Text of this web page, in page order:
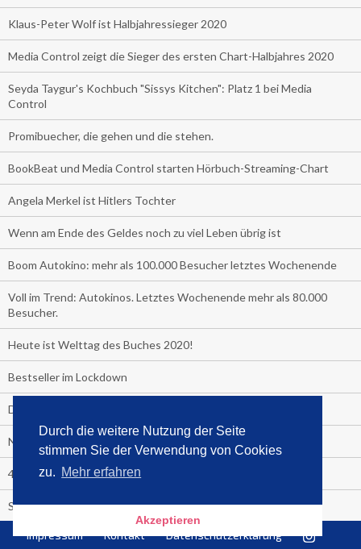
Durch die weitere Nutzung der Seite
stimmen Sie der Verwendung von Cookies
zu. Mehr erfahren
Akzeptieren
Klaus-Peter Wolf ist Halbjahressieger 2020
Media Control zeigt die Sieger des ersten Chart-Halbjahres 2020
Seyda Taygur's Kochbuch "Sissys Kitchen": Platz 1 bei Media
Control
Promibuecher, die gehen und die stehen.
BookBeat und Media Control starten Hörbuch-Streaming-Chart
Angela Merkel ist Hitlers Tochter
Wenn am Ende des Geldes noch zu viel Leben übrig ist
Boom Autokino: mehr als 100.000 Besucher letztes Wochenende
Voll im Trend: Autokinos. Letztes Wochenende mehr als 80.000
Besucher.
Heute ist Welttag des Buches 2020!
Bestseller im Lockdown
Das unglaubliche Hochbeet
Nr. 1 Gesundheit ist das Corona-Handbuch
4 Wochen Fastenzeit!
Sensationell: "Der ewige Faschismus"
TV-Straßenfeger
Impressum Kontakt Datenschutzerklärung